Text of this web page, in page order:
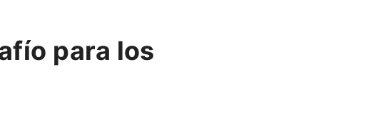
para los